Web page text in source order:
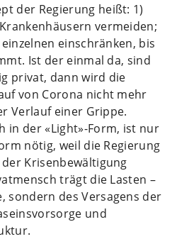
der Regierung heißt: 1)
vermeiden;
einschränken, bis
Ist der einmal da, sind
privat, dann wird die
von Corona nicht mehr
Verlauf einer Grippe.
in der «Light»-Form, ist nur
nötig, weil die Regierung
Krisenbewältigung
trägt die Lasten –
sondern des Versagens der
und